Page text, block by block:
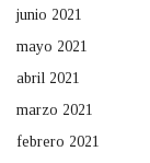
junio 2021
mayo 2021
abril 2021
marzo 2021
febrero 2021